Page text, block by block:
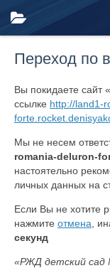
Переход по
Вы покидаете сайт «
ссылке http://land1-
Мы не несем
romania-deluron-
настоятельно
личных данных на
Если Вы не хотите
нажмите отмена ,
секунд
«РЖД детский сад